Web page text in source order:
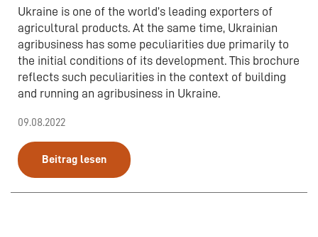
Ukraine is one of the world’s leading exporters of
agricultural products. At the same time, Ukrainian
agribusiness has some peculiarities due primarily to
the initial conditions of its development. This brochure
reflects such peculiarities in the context of building
and running an agribusiness in Ukraine.
09.08.2022
Beitrag lesen